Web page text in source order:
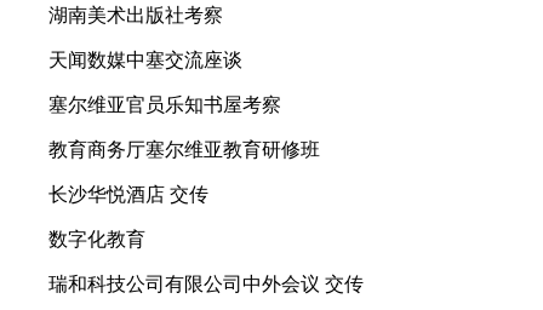
湖南美术出版社考察
天闻数媒中塞交流座谈
塞尔维亚官员乐知书屋考察
教育商务厅塞尔维亚教育研修班
长沙华悦酒店 交传
数字化教育
瑞和科技公司有限公司中外会议 交传